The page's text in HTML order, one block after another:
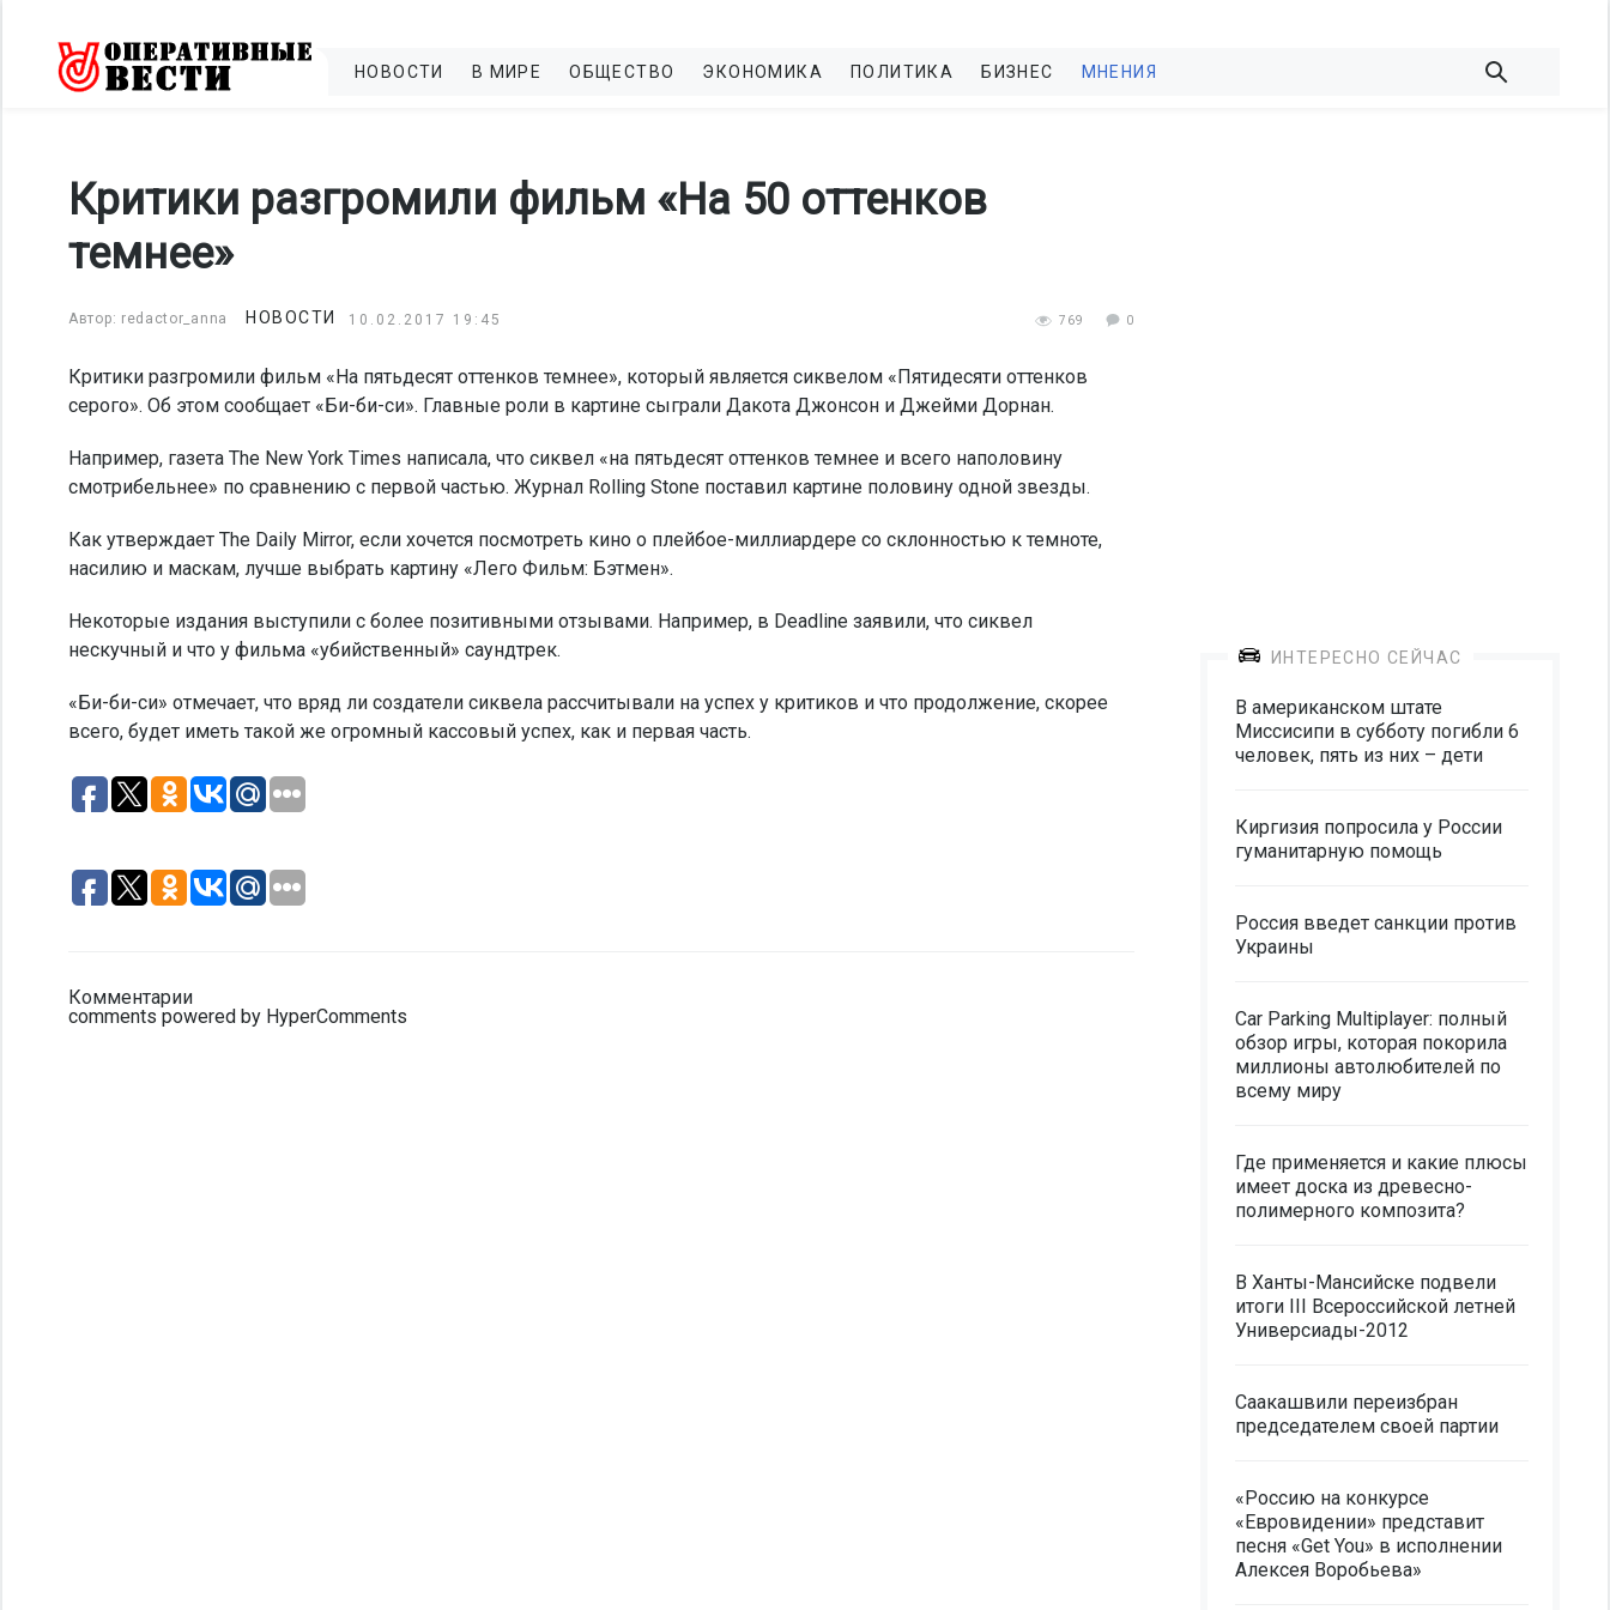
НОВОСТИ В МИРЕ ОБЩЕСТВО ЭКОНОМИКА ПОЛИТИКА БИЗНЕС МНЕНИЯ
Критики разгромили фильм «На 50 оттенков
темнее»
Автор: redactor_anna НОВОСТИ 10.02.2017 19:45 769 0
Критики разгромили фильм «На пятьдесят оттенков темнее», который является сиквелом «Пятидесяти оттенков
серого». Об этом сообщает «Би-би-си». Главные роли в картине сыграли Дакота Джонсон и Джейми Дорнан.
Например, газета The New York Times написала, что сиквел «на пятьдесят оттенков темнее и всего наполовину
смотрибельнее» по сравнению с первой частью. Журнал Rolling Stone поставил картине половину одной звезды.
Как утверждает The Daily Mirror, если хочется посмотреть кино о плейбое-миллиардере со склонностью к темноте,
насилию и маскам, лучше выбрать картину «Лего Фильм: Бэтмен».
Некоторые издания выступили с более позитивными отзывами. Например, в Deadline заявили, что сиквел
нескучный и что у фильма «убийственный» саундтрек.
«Би-би-си» отмечает, что вряд ли создатели сиквела рассчитывали на успех у критиков и что продолжение, скорее
всего, будет иметь такой же огромный кассовый успех, как и первая часть.
Комментарии
comments powered by HyperComments
ИНТЕРЕСНО СЕЙЧАС
В американском штате
Миссисипи в субботу погибли 6
человек, пять из них – дети
Киргизия попросила у России
гуманитарную помощь
Россия введет санкции против
Украины
Car Parking Multiplayer: полный
обзор игры, которая покорила
миллионы автолюбителей по
всему миру
Где применяется и какие плюсы
имеет доска из древесно-
полимерного композита?
В Ханты-Мансийске подвели
итоги III Всероссийской летней
Универсиады-2012
Саакашвили переизбран
председателем своей партии
«Россию на конкурсе
«Евровидении» представит
песня «Get You» в исполнении
Алексея Воробьева»